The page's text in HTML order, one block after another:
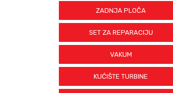
ZADNJA PLOČA
SET ZA REPARACIJU
VAKUM
KUĆIŠTE TURBINE